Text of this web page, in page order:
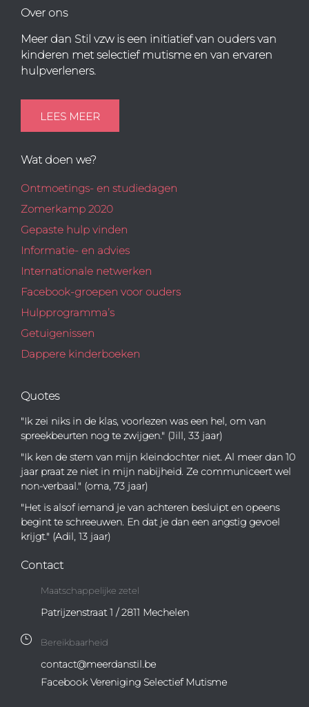
Over ons
Meer dan Stil vzw is een initiatief van ouders van
kinderen met selectief mutisme en van ervaren
hulpverleners.
LEES MEER
Wat doen we?
Ontmoetings- en studiedagen
Zomerkamp 2020
Gepaste hulp vinden
Informatie- en advies
Internationale netwerken
Facebook-groepen voor ouders
Hulpprogramma’s
Getuigenissen
Dappere kinderboeken
Quotes
"Ik zei niks in de klas, voorlezen was een hel, om van
spreekbeurten nog te zwijgen." (Jill, 33 jaar)
"Ik ken de stem van mijn kleindochter niet. Al meer dan 10
jaar praat ze niet in mijn nabijheid. Ze communiceert wel
non-verbaal." (oma, 73 jaar)
"Het is alsof iemand je van achteren besluipt en opeens
begint te schreeuwen. En dat je dan een angstig gevoel
krijgt." (Adil, 13 jaar)
Contact
Maatschappelijke zetel
Patrijzenstraat 1 / 2811 Mechelen
Bereikbaarheid
contact@meerdanstil.be
Facebook Vereniging Selectief Mutisme